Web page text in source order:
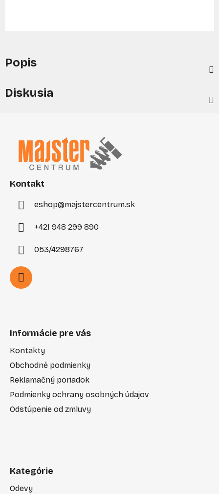
Popis
Diskusia
Kontakt
eshop@majstercentrum.sk
+421 948 299 890
053/4298767
Informácie pre vás
Kontakty
Obchodné podmienky
Reklamačný poriadok
Podmienky ochrany osobných údajov
Odstúpenie od zmluvy
Kategórie
Odevy